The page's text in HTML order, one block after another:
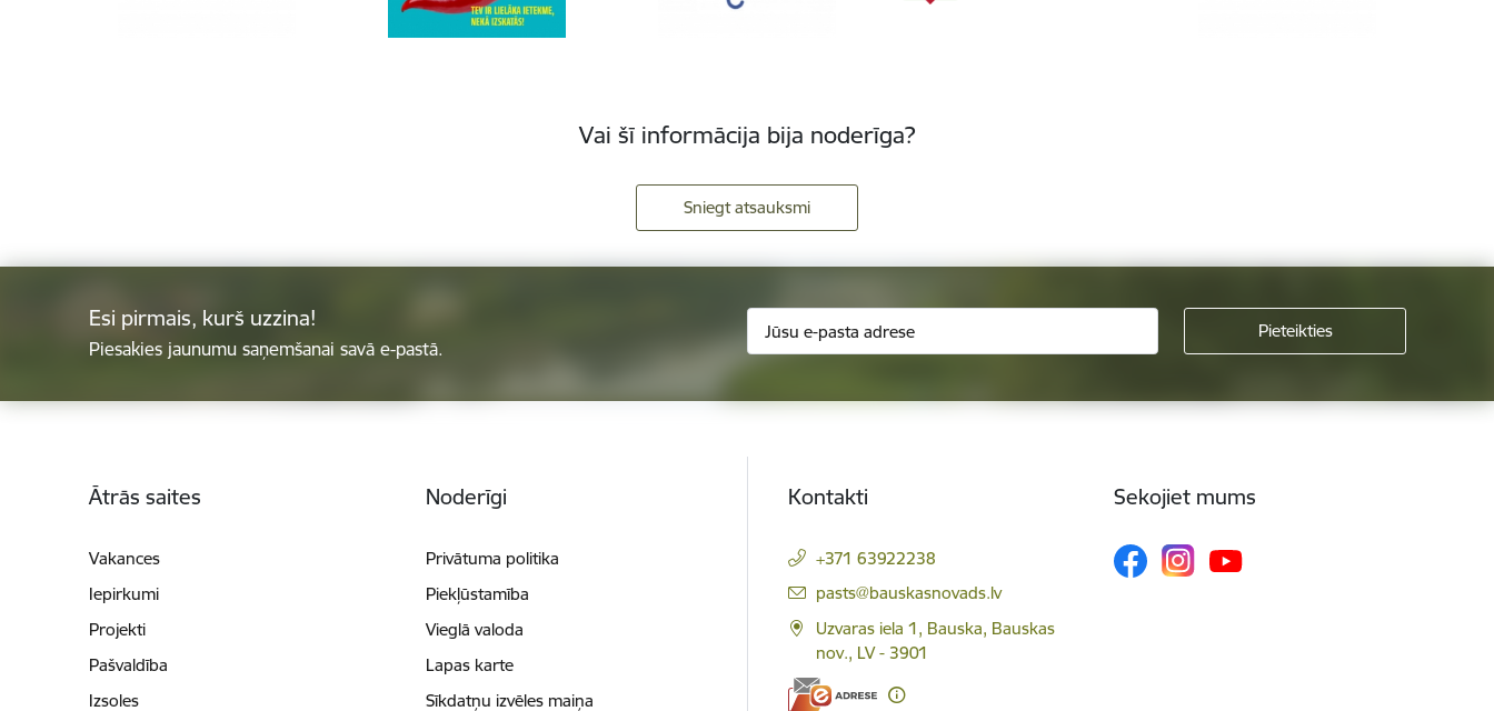
Vai šī informācija bija noderīga?
Sniegt atsauksmi
Esi pirmais, kurš uzzina!
Piesakies jaunumu saņemšanai savā e-pastā.
Ātrās saites
Vakances
Iepirkumi
Projekti
Pašvaldība
Izsoles
Noderīgi
Privātuma politika
Piekļūstamība
Vieglā valoda
Lapas karte
Sīkdatņu izvēles maiņa
Kontakti
+371 63922238
E-pasts:
pasts@bauskasnovads.lv
Uzvaras iela 1, Bauska, Bauskas
nov., LV - 3901
Sekojiet mums